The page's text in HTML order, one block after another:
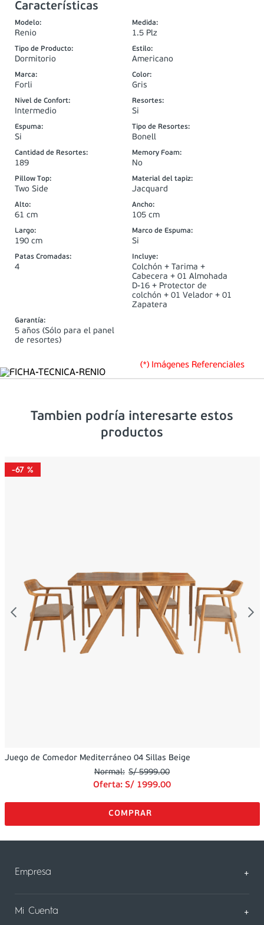
Características
Modelo:
Renio
Medida:
1.5 Plz
Tipo de Producto:
Dormitorio
Estilo:
Americano
Marca:
Forli
Color:
Gris
Nivel de Confort:
Intermedio
Resortes:
Si
Espuma:
Si
Tipo de Resortes:
Bonell
Cantidad de Resortes:
189
Memory Foam:
No
Pillow Top:
Two Side
Material del tapiz:
Jacquard
Alto:
61 cm
Ancho:
105 cm
Largo:
190 cm
Marco de Espuma:
Si
Patas Cromadas:
4
Incluye:
Colchón + Tarima +
Cabecera + 01 Almohada
D-16 + Protector de
colchón + 01 Velador + 01
Zapatera
Garantía:
5 años (Sólo para el panel
de resortes)
(*) Imágenes Referenciales
Tambien podría interesarte estos
productos
-67 %
Juego de Comedor Mediterráneo 04 Sillas Beige
S/ 5999.00
Oferta: S/ 1999.00
Empresa +
Sobre Nosotros
Mi Cuenta +